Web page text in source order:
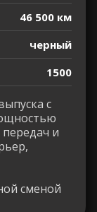
46 500 км
черный
1500
с
передач и
сменой